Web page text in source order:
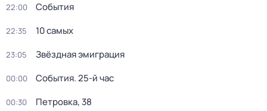
22:00 События
22:35 10 самых
23:05 Звёздная эмиграция
00:00 События. 25-й час
00:30 Петровка, 38